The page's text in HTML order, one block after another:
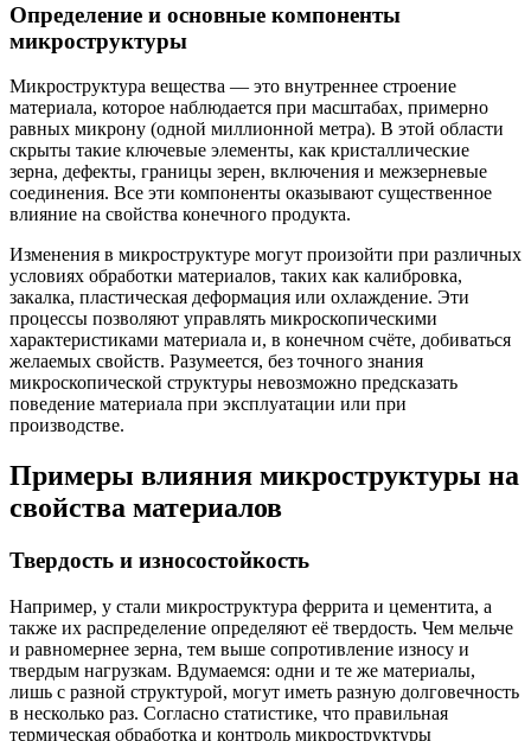
Определение и основные компоненты
микроструктуры
Микроструктура вещества — это внутреннее строение
материала, которое наблюдается при масштабах, примерно
равных микрону (одной миллионной метра). В этой области
скрыты такие ключевые элементы, как кристаллические
зерна, дефекты, границы зерен, включения и межзерневые
соединения. Все эти компоненты оказывают существенное
влияние на свойства конечного продукта.
Изменения в микроструктуре могут произойти при различных
условиях обработки материалов, таких как калибровка,
закалка, пластическая деформация или охлаждение. Эти
процессы позволяют управлять микроскопическими
характеристиками материала и, в конечном счёте, добиваться
желаемых свойств. Разумеется, без точного знания
микроскопической структуры невозможно предсказать
поведение материала при эксплуатации или при
производстве.
Примеры влияния микроструктуры на
свойства материалов
Твердость и износостойкость
Например, у стали микроструктура феррита и цементита, а
также их распределение определяют её твердость. Чем мельче
и равномернее зерна, тем выше сопротивление износу и
твердым нагрузкам. Вдумаемся: одни и те же материалы,
лишь с разной структурой, могут иметь разную долговечность
в несколько раз. Согласно статистике, что правильная
термическая обработка и контроль микроструктуры